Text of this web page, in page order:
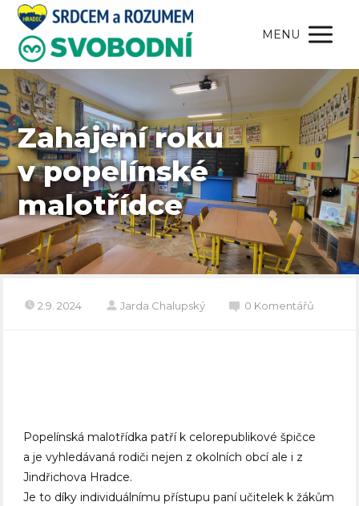
MENU
Zahájení roku
v popelínské
malotřídce
2.9. 2024 Jarda Chalupský 0 Komentářů
Popelínská malotřídka patří k celorepublikové špičce
a je vyhledávaná rodiči nejen z okolních obcí ale i z
Jindřichova Hradce.
Je to díky individuálnímu přístupu paní učitelek k žákům